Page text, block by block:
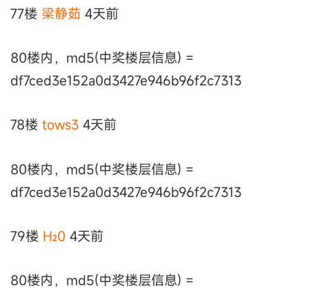
77楼 梁静茹 4天前
80楼内，md5(中奖楼层信息) =
df7ced3e152a0d3427e946b96f2c7313
78楼 tows3 4天前
80楼内，md5(中奖楼层信息) =
df7ced3e152a0d3427e946b96f2c7313
79楼 H₂0 4天前
80楼内，md5(中奖楼层信息) =